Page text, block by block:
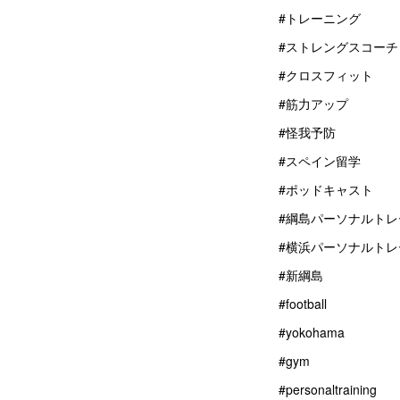
#トレーニング
#ストレングスコーチ
#クロスフィット
#筋力アップ
#怪我予防
#スペイン留学
#ポッドキャスト
#綱島パーソナルト
#横浜パーソナルト
#新綱島
#football
#yokohama
#gym
#personaltraining